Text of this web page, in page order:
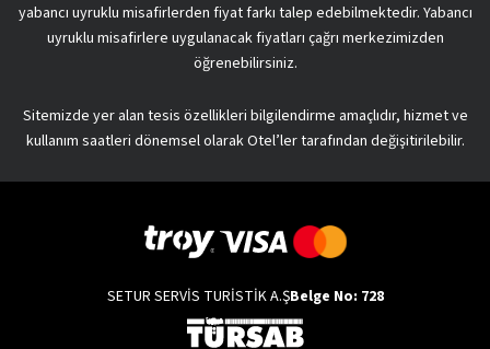
yabancı uyruklu misafirlerden fiyat farkı talep edebilmektedir. Yabancı
uyruklu misafirlere uygulanacak fiyatları çağrı merkezimizden
öğrenebilirsiniz.
Sitemizde yer alan tesis özellikleri bilgilendirme amaçlıdır, hizmet ve
kullanım saatleri dönemsel olarak Otel’ler tarafından değişitirilebilir.
SETUR SERVİS TURİSTİK A.ŞBelge No: 728